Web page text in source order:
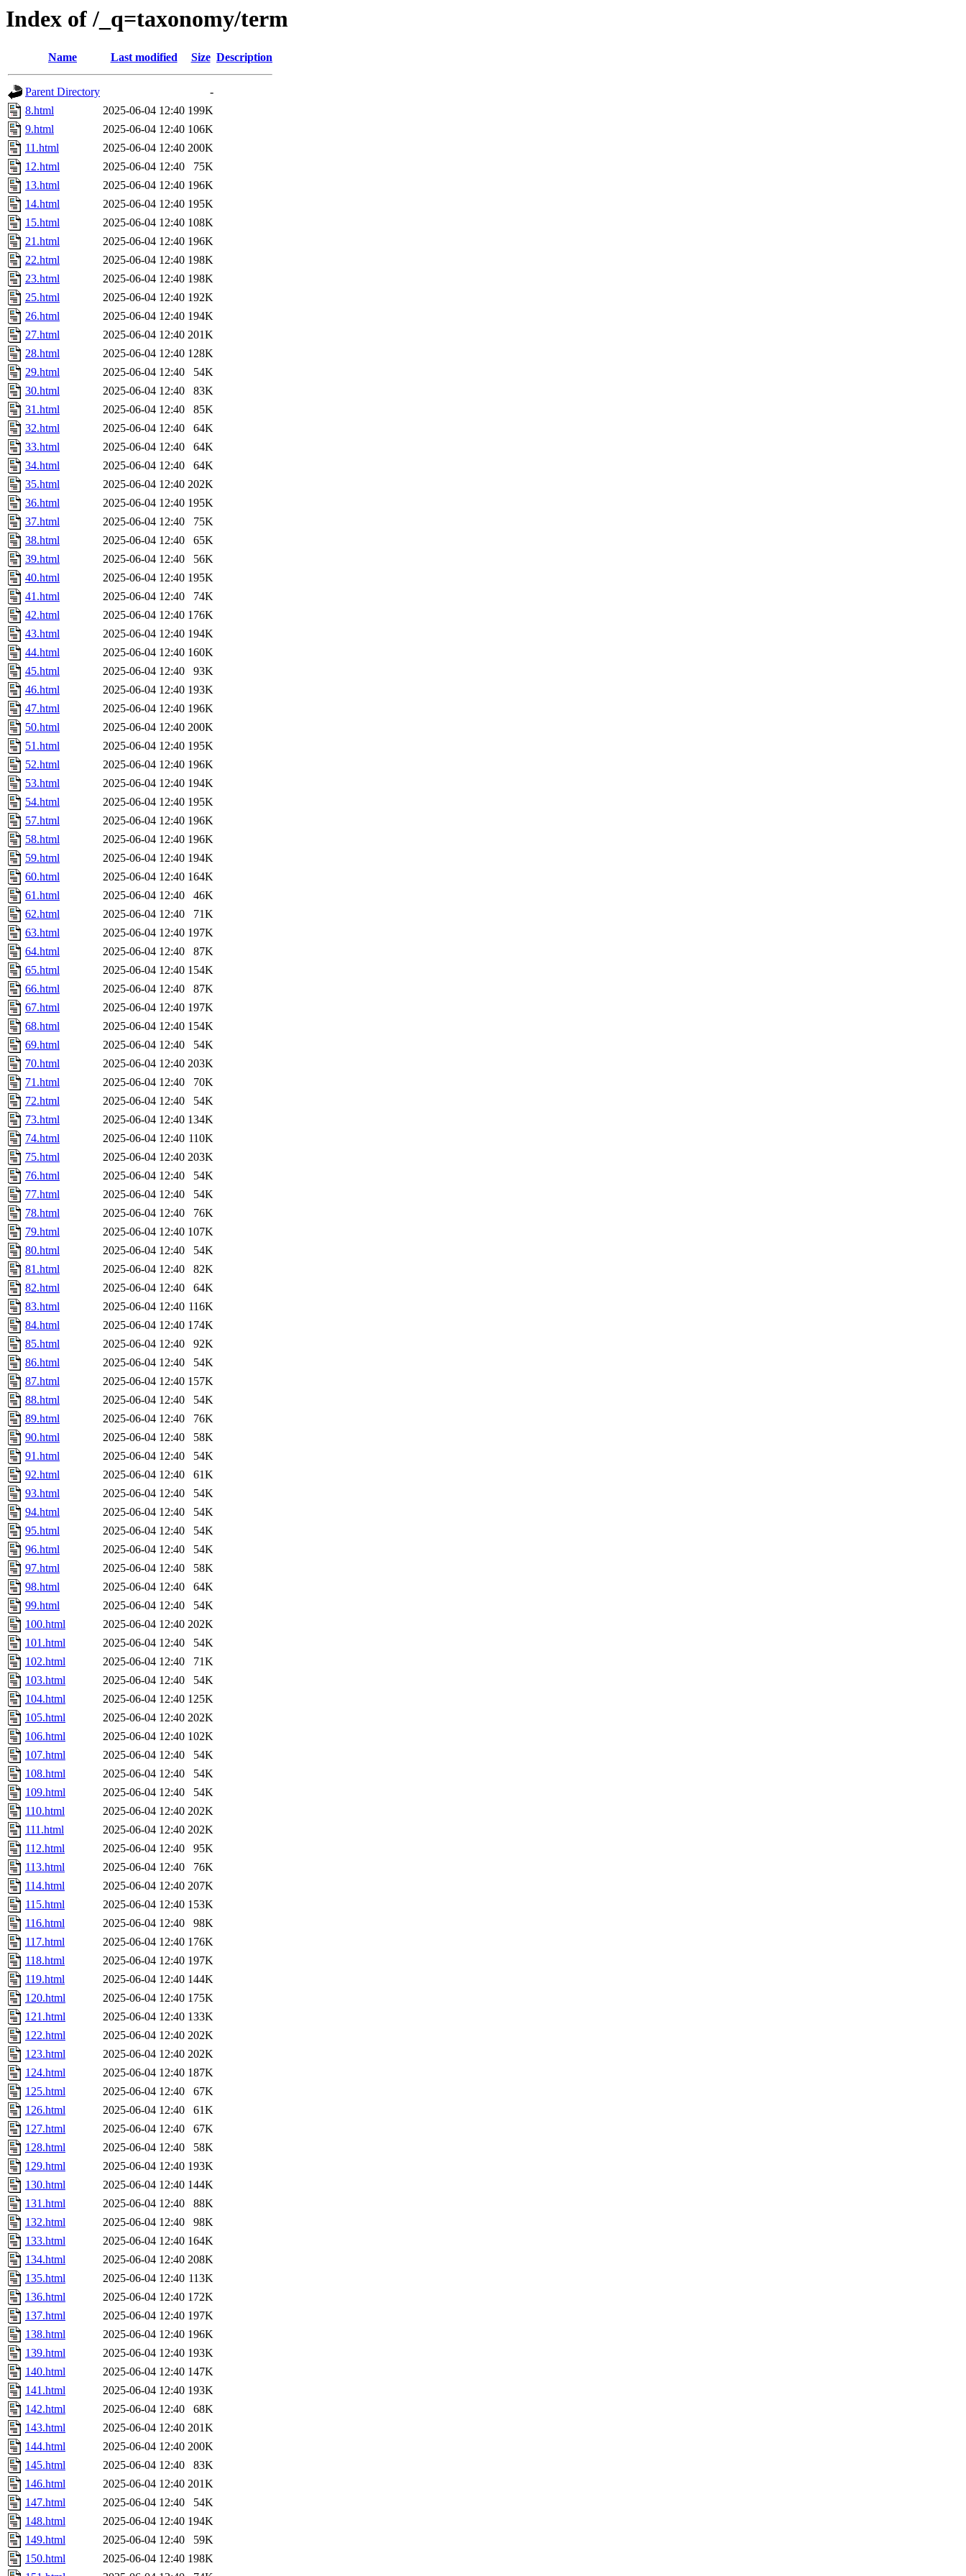
Index of /_q=taxonomy/term
Name Last modified Size Description
Parent Directory
-
8.html
2025-06-04 12:40 199K
9.html
2025-06-04 12:40 106K
11.html
2025-06-04 12:40 200K
12.html
2025-06-04 12:40
75K
13.html
2025-06-04 12:40 196K
14.html
2025-06-04 12:40 195K
15.html
2025-06-04 12:40 108K
21.html
2025-06-04 12:40 196K
22.html
2025-06-04 12:40 198K
23.html
2025-06-04 12:40 198K
25.html
2025-06-04 12:40 192K
26.html
2025-06-04 12:40 194K
27.html
2025-06-04 12:40 201K
28.html
2025-06-04 12:40 128K
29.html
2025-06-04 12:40
54K
30.html
2025-06-04 12:40
83K
31.html
2025-06-04 12:40
85K
32.html
2025-06-04 12:40
64K
33.html
2025-06-04 12:40
64K
34.html
2025-06-04 12:40
64K
35.html
2025-06-04 12:40 202K
36.html
2025-06-04 12:40 195K
37.html
2025-06-04 12:40
75K
38.html
2025-06-04 12:40
65K
39.html
2025-06-04 12:40
56K
40.html
2025-06-04 12:40 195K
41.html
2025-06-04 12:40
74K
42.html
2025-06-04 12:40 176K
43.html
2025-06-04 12:40 194K
44.html
2025-06-04 12:40 160K
45.html
2025-06-04 12:40
93K
46.html
2025-06-04 12:40 193K
47.html
2025-06-04 12:40 196K
50.html
2025-06-04 12:40 200K
51.html
2025-06-04 12:40 195K
52.html
2025-06-04 12:40 196K
53.html
2025-06-04 12:40 194K
54.html
2025-06-04 12:40 195K
57.html
2025-06-04 12:40 196K
58.html
2025-06-04 12:40 196K
59.html
2025-06-04 12:40 194K
60.html
2025-06-04 12:40 164K
61.html
2025-06-04 12:40
46K
62.html
2025-06-04 12:40
71K
63.html
2025-06-04 12:40 197K
64.html
2025-06-04 12:40
87K
65.html
2025-06-04 12:40 154K
66.html
2025-06-04 12:40
87K
67.html
2025-06-04 12:40 197K
68.html
2025-06-04 12:40 154K
69.html
2025-06-04 12:40
54K
70.html
2025-06-04 12:40 203K
71.html
2025-06-04 12:40
70K
72.html
2025-06-04 12:40
54K
73.html
2025-06-04 12:40 134K
74.html
2025-06-04 12:40 110K
75.html
2025-06-04 12:40 203K
76.html
2025-06-04 12:40
54K
77.html
2025-06-04 12:40
54K
78.html
2025-06-04 12:40
76K
79.html
2025-06-04 12:40 107K
80.html
2025-06-04 12:40
54K
81.html
2025-06-04 12:40
82K
82.html
2025-06-04 12:40
64K
83.html
2025-06-04 12:40 116K
84.html
2025-06-04 12:40 174K
85.html
2025-06-04 12:40
92K
86.html
2025-06-04 12:40
54K
87.html
2025-06-04 12:40 157K
88.html
2025-06-04 12:40
54K
89.html
2025-06-04 12:40
76K
90.html
2025-06-04 12:40
58K
91.html
2025-06-04 12:40
54K
92.html
2025-06-04 12:40
61K
93.html
2025-06-04 12:40
54K
94.html
2025-06-04 12:40
54K
95.html
2025-06-04 12:40
54K
96.html
2025-06-04 12:40
54K
97.html
2025-06-04 12:40
58K
98.html
2025-06-04 12:40
64K
99.html
2025-06-04 12:40
54K
100.html
2025-06-04 12:40 202K
101.html
2025-06-04 12:40
54K
102.html
2025-06-04 12:40
71K
103.html
2025-06-04 12:40
54K
104.html
2025-06-04 12:40 125K
105.html
2025-06-04 12:40 202K
106.html
2025-06-04 12:40 102K
107.html
2025-06-04 12:40
54K
108.html
2025-06-04 12:40
54K
109.html
2025-06-04 12:40
54K
110.html
2025-06-04 12:40 202K
111.html
2025-06-04 12:40 202K
112.html
2025-06-04 12:40
95K
113.html
2025-06-04 12:40
76K
114.html
2025-06-04 12:40 207K
115.html
2025-06-04 12:40 153K
116.html
2025-06-04 12:40
98K
117.html
2025-06-04 12:40 176K
118.html
2025-06-04 12:40 197K
119.html
2025-06-04 12:40 144K
120.html
2025-06-04 12:40 175K
121.html
2025-06-04 12:40 133K
122.html
2025-06-04 12:40 202K
123.html
2025-06-04 12:40 202K
124.html
2025-06-04 12:40 187K
125.html
2025-06-04 12:40
67K
126.html
2025-06-04 12:40
61K
127.html
2025-06-04 12:40
67K
128.html
2025-06-04 12:40
58K
129.html
2025-06-04 12:40 193K
130.html
2025-06-04 12:40 144K
131.html
2025-06-04 12:40
88K
132.html
2025-06-04 12:40
98K
133.html
2025-06-04 12:40 164K
134.html
2025-06-04 12:40 208K
135.html
2025-06-04 12:40 113K
136.html
2025-06-04 12:40 172K
137.html
2025-06-04 12:40 197K
138.html
2025-06-04 12:40 196K
139.html
2025-06-04 12:40 193K
140.html
2025-06-04 12:40 147K
141.html
2025-06-04 12:40 193K
142.html
2025-06-04 12:40
68K
143.html
2025-06-04 12:40 201K
144.html
2025-06-04 12:40 200K
145.html
2025-06-04 12:40
83K
146.html
2025-06-04 12:40 201K
147.html
2025-06-04 12:40
54K
148.html
2025-06-04 12:40 194K
149.html
2025-06-04 12:40
59K
150.html
2025-06-04 12:40 198K